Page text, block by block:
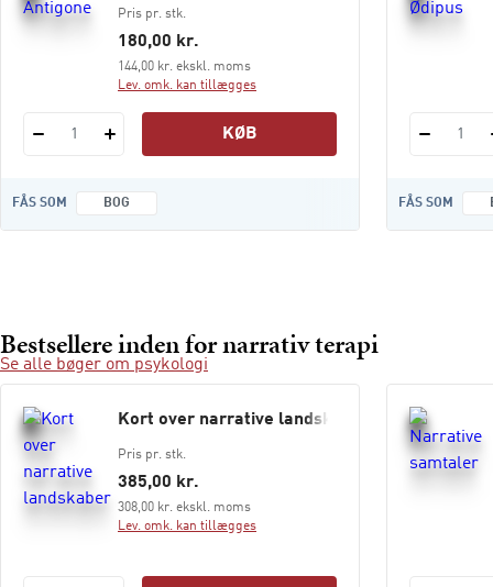
Pris pr. stk.
180,00 kr.
144,00 kr. ekskl. moms
Lev. omk. kan tillægges
1 KØB
FÅS SOM BOG
1
FÅS SOM
Bestsellere inden for narrativ terapi
Se alle bøger om psykologi
Kort over narrative landskaber
Pris pr. stk.
385,00 kr.
308,00 kr. ekskl. moms
Lev. omk. kan tillægges